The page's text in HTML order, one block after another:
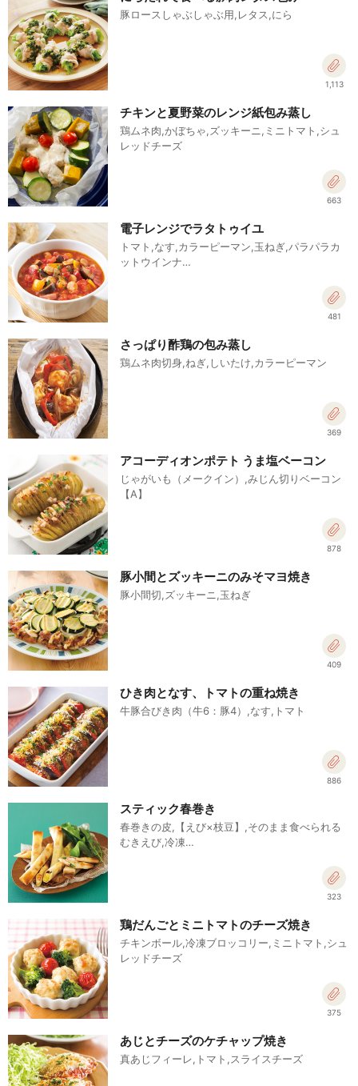
豚ロースしゃぶしゃぶ用,レタス,にら
1,113
チキンと夏野菜のレンジ紙包み蒸し
鶏ムネ肉,かぼちゃ,ズッキーニ,ミニトマト,シュ
レッドチーズ
663
電子レンジでラタトゥイユ
トマト,なす,カラーピーマン,玉ねぎ,パラパラカ
ットウインナ…
481
さっぱり酢鶏の包み蒸し
鶏ムネ肉切身,ねぎ,しいたけ,カラーピーマン
369
アコーディオンポテト うま塩ベーコン
じゃがいも（メークイン）,みじん切りベーコン
【A】
878
豚小間とズッキーニのみそマヨ焼き
豚小間切,ズッキーニ,玉ねぎ
409
ひき肉となす、トマトの重ね焼き
牛豚合びき肉（牛6：豚4）,なす,トマト
886
スティック春巻き
春巻きの皮,【えび×枝豆】,そのまま食べられる
むきえび,冷凍…
323
鶏だんごとミニトマトのチーズ焼き
チキンボール,冷凍ブロッコリー,ミニトマト,シュ
レッドチーズ
375
あじとチーズのケチャップ焼き
真あじフィーレ,トマト,スライスチーズ